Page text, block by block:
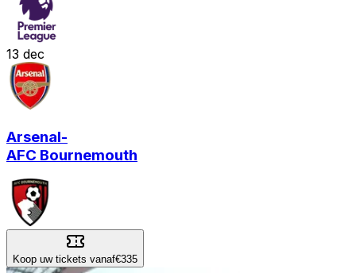
13 dec
Arsenal-
AFC Bournemouth
Koop uw tickets vanaf€335